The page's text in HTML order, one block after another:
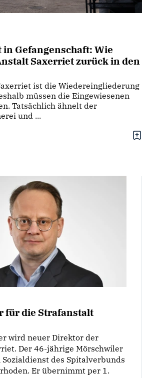
Gefangenschaft: Wie
Saxerriet zurück in den
ist die Wiedereingliederung
müssen die Eingewiesenen
Tatsächlich ähnelt der
und ...
für die Strafanstalt
wird neuer Direktor der
Der 46-jährige Mörschwiler
des Spitalverbunds
Er übernimmt per 1.